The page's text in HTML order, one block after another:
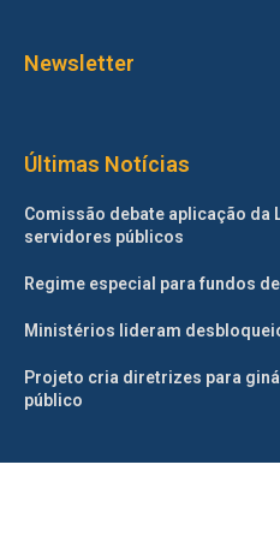
Newsletter
Últimas Notícias
Comissão debate aplicação da
servidores públicos
Regime especial para fundos
Ministérios lideram
Projeto cria diretrizes para
público